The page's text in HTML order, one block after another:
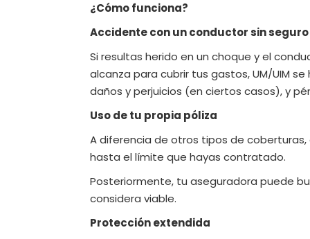
¿Cómo funciona?
Accidente con un conductor sin
Si resultas herido en un choque y el
alcanza para cubrir tus gastos, UM/UIM
daños y perjuicios (en ciertos casos), y
Uso de tu propia póliza
A diferencia de otros tipos de
hasta el límite que hayas contratado.
Posteriormente, tu aseguradora puede
considera viable.
Protección extendida